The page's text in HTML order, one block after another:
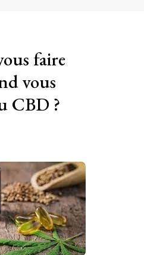
faire
vous
CBD ?